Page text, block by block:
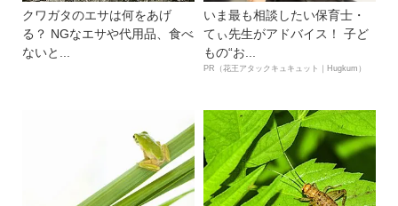
クワガタのエサは何をあげ
る？ NGなエサや代用品、食べ
ないと...
いま最も相談したい保育士・
てぃ先生がアドバイス！ 子ど
もの“お...
PR（花王アタックキュキュット｜Hugkum）